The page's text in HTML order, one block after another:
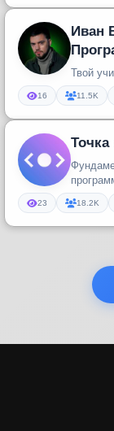
Иван
Твой
16 11.5K
23 18.2K